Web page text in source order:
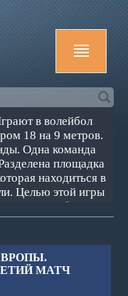
в волейбол
18 на 9 метров.
Одна команда
площадка
находиться в
Целью этой игры
мячу, чтобы он
МАТЧ